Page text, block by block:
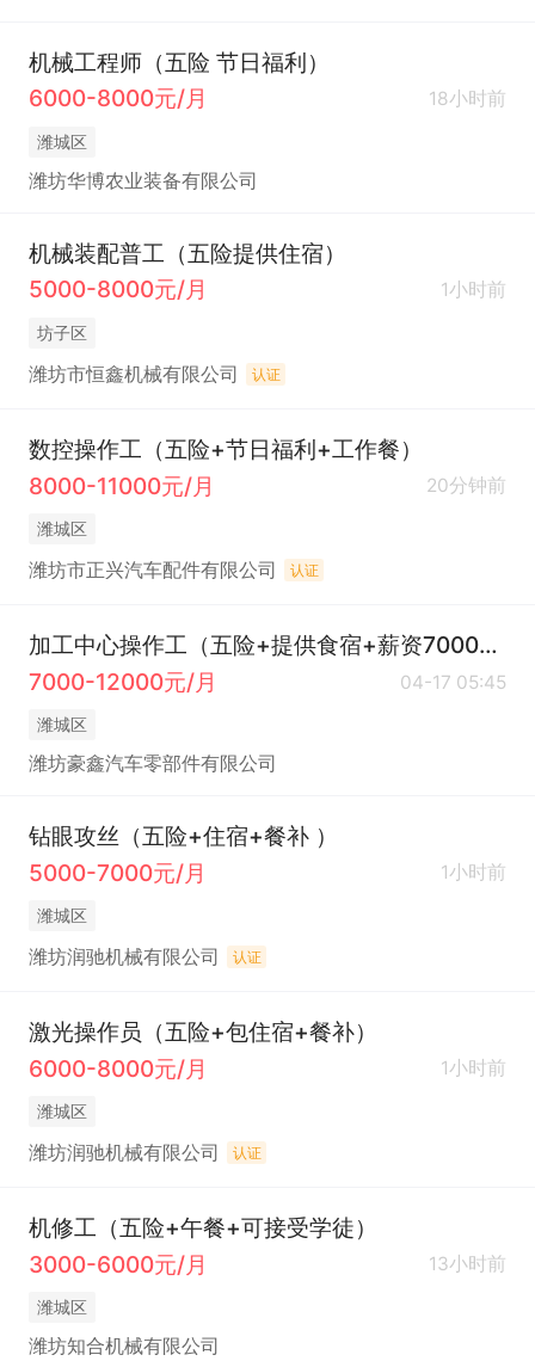
机械工程师（五险 节日福利）
6000-8000元/月
18小时前
潍城区
潍坊华博农业装备有限公司
机械装配普工（五险提供住宿）
5000-8000元/月
1小时前
坊子区
潍坊市恒鑫机械有限公司 认证
数控操作工（五险+节日福利+工作餐）
8000-11000元/月
20分钟前
潍城区
潍坊市正兴汽车配件有限公司 认证
加工中心操作工（五险+提供食宿+薪资7000+）
7000-12000元/月
04-17 05:45
潍城区
潍坊豪鑫汽车零部件有限公司
钻眼攻丝（五险+住宿+餐补 ）
5000-7000元/月
1小时前
潍城区
潍坊润驰机械有限公司 认证
激光操作员（五险+包住宿+餐补）
6000-8000元/月
1小时前
潍城区
潍坊润驰机械有限公司 认证
机修工（五险+午餐+可接受学徒）
3000-6000元/月
13小时前
潍城区
潍坊知合机械有限公司